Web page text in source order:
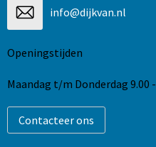
info@dijkvan.nl
Openingstijden
Maandag t/m Donderdag 9.00
Contacteer ons